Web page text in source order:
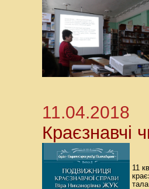
11.04.2018
Краєзнавчі
11